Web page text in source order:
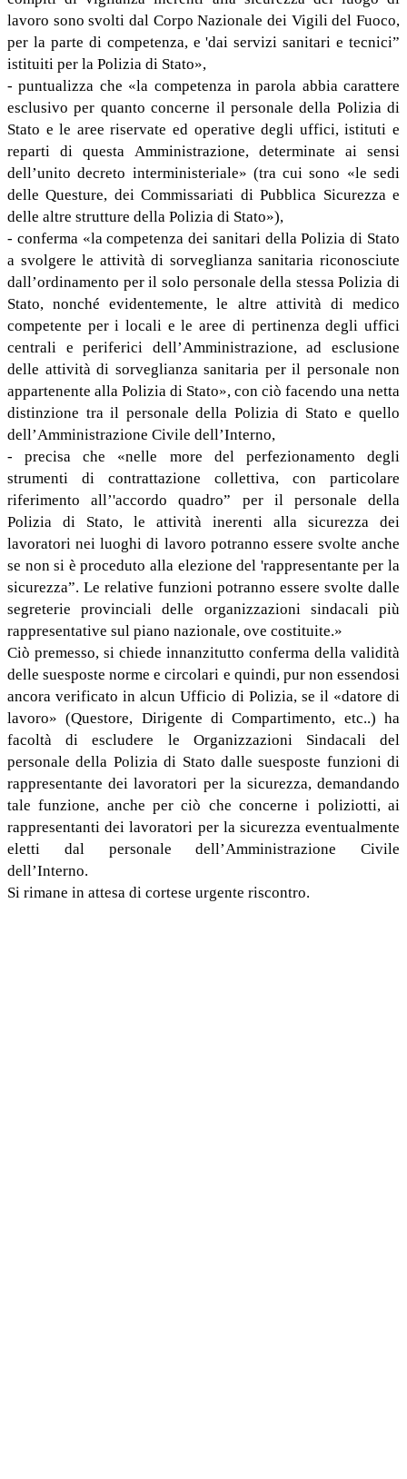
lavoro sono svolti dal Corpo Nazionale dei Vigili del Fuoco,
per la parte di competenza, e 'dai servizi sanitari e tecnici”
istituiti per la Polizia di Stato»,
- puntualizza che «la competenza in parola abbia carattere
esclusivo per quanto concerne il personale della Polizia di
Stato e le aree riservate ed operative degli uffici, istituti e
reparti di questa Amministrazione, determinate ai sensi
dell’unito decreto interministeriale» (tra cui sono «le sedi
delle Questure, dei Commissariati di Pubblica Sicurezza e
delle altre strutture della Polizia di Stato»),
- conferma «la competenza dei sanitari della Polizia di Stato
a svolgere le attività di sorveglianza sanitaria riconosciute
dall’ordinamento per il solo personale della stessa Polizia di
Stato, nonché evidentemente, le altre attività di medico
competente per i locali e le aree di pertinenza degli uffici
centrali e periferici dell’Amministrazione, ad esclusione
delle attività di sorveglianza sanitaria per il personale non
appartenente alla Polizia di Stato», con ciò facendo una netta
distinzione tra il personale della Polizia di Stato e quello
dell’Amministrazione Civile dell’Interno,
- precisa che «nelle more del perfezionamento degli
strumenti di contrattazione collettiva, con particolare
riferimento all’'accordo quadro” per il personale della
Polizia di Stato, le attività inerenti alla sicurezza dei
lavoratori nei luoghi di lavoro potranno essere svolte anche
se non si è proceduto alla elezione del 'rappresentante per la
sicurezza”. Le relative funzioni potranno essere svolte dalle
segreterie provinciali delle organizzazioni sindacali più
rappresentative sul piano nazionale, ove costituite.»
Ciò premesso, si chiede innanzitutto conferma della validità
delle suesposte norme e circolari e quindi, pur non essendosi
ancora verificato in alcun Ufficio di Polizia, se il «datore di
lavoro» (Questore, Dirigente di Compartimento, etc..) ha
facoltà di escludere le Organizzazioni Sindacali del
personale della Polizia di Stato dalle suesposte funzioni di
rappresentante dei lavoratori per la sicurezza, demandando
tale funzione, anche per ciò che concerne i poliziotti, ai
rappresentanti dei lavoratori per la sicurezza eventualmente
eletti dal personale dell’Amministrazione Civile
dell’Interno.
Si rimane in attesa di cortese urgente riscontro.